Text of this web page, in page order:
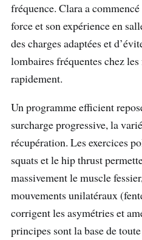
fréquence. Clara a
force et son expérience en
des charges adaptées et
lombaires fréquentes chez
rapidement.
Un programme efficient
surcharge progressive, la
récupération. Les exercices
squats et le hip thrust
massivement le muscle
mouvements unilatéraux
corrigent les asymétries et
principes sont la base de